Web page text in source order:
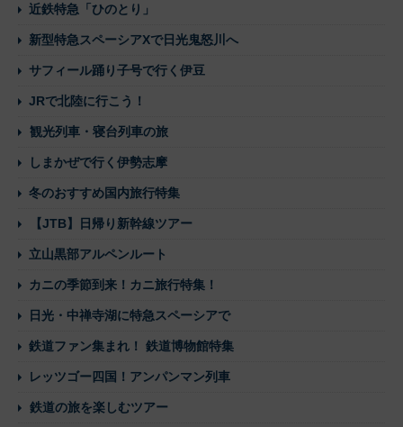
近鉄特急「ひのとり」
新型特急スペーシアXで日光鬼怒川へ
サフィール踊り子号で行く伊豆
JRで北陸に行こう！
観光列車・寝台列車の旅
しまかぜで行く伊勢志摩
冬のおすすめ国内旅行特集
【JTB】日帰り新幹線ツアー
立山黒部アルペンルート
カニの季節到来！カニ旅行特集！
日光・中禅寺湖に特急スペーシアで
鉄道ファン集まれ！ 鉄道博物館特集
レッツゴー四国！アンパンマン列車
鉄道の旅を楽しむツアー